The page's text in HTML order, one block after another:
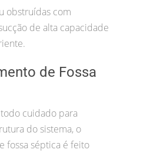
obstruídas com
de alta capacidade
de Fossa
cuidado para
do sistema, o
fossa séptica é feito